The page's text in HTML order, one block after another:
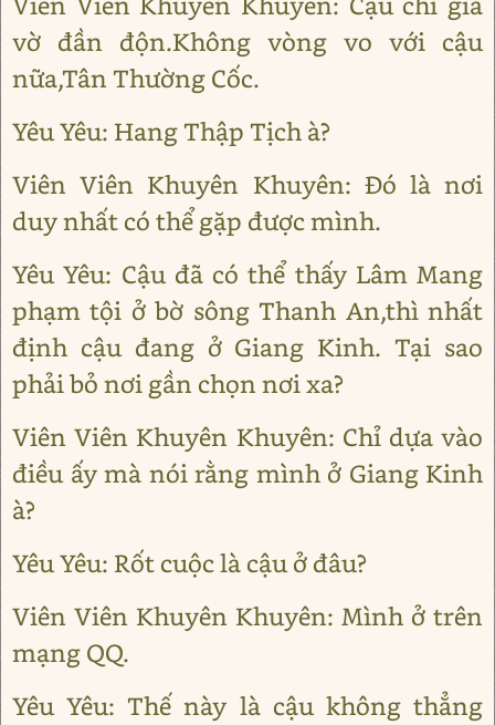
vờ đần độn.Không vòng vo với cậu
nữa,Tân Thường Cốc.
Yêu Yêu: Hang Thập Tịch à?
Viên Viên Khuyên Khuyên: Đó là nơi
duy nhất có thể gặp được mình.
Yêu Yêu: Cậu đã có thể thấy Lâm Mang
phạm tội ở bờ sông Thanh An,thì nhất
định cậu đang ở Giang Kinh. Tại sao
phải bỏ nơi gần chọn nơi xa?
Viên Viên Khuyên Khuyên: Chỉ dựa vào
điều ấy mà nói rằng mình ở Giang Kinh
à?
Yêu Yêu: Rốt cuộc là cậu ở đâu?
Viên Viên Khuyên Khuyên: Mình ở trên
mạng QQ.
Yêu Yêu: Thế này là cậu không thẳng